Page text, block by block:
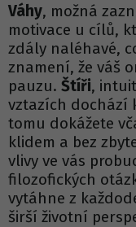
Váhy, možná
motivace u cílů,
zdály naléhavé,
znamení, že váš
pauzu. Štíři,
vztazích dochází
tomu dokážete
klidem a bez
vlivy ve vás
filozofických
vytáhne z
širší životní